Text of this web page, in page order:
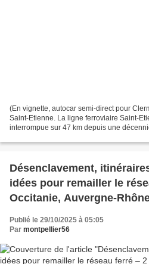
(En vignette, autocar semi-direct pour
Saint-Etienne. La ligne ferroviaire Saint-
interrompue sur 47 km depuis une
Désenclavement,
idées pour remailler le
Occitanie, Auvergne-
Publié le 29/10/2025 à 05:05
Par montpellier56